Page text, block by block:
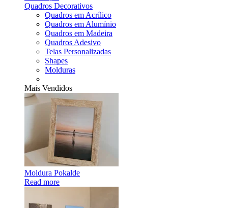
Quadros Decorativos
Quadros em Acrílico
Quadros em Alumínio
Quadros em Madeira
Quadros Adesivo
Telas Personalizadas
Shapes
Molduras
Mais Vendidos
Moldura Pokalde
Read more